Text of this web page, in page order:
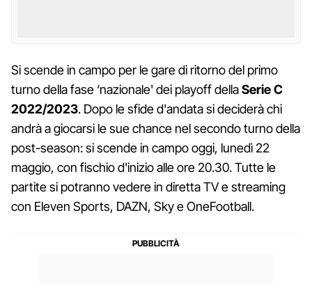
Si scende in campo per le gare di ritorno del primo
turno della fase ‘nazionale' dei playoff dellaSerie C
2022/2023. Dopo le sfide d'andata si deciderà chi
andrà a giocarsi le sue chance nel secondo turno della
post-season: si scende in campo oggi, lunedì 22
maggio, con fischio d'inizio alle ore 20.30. Tutte le
partite si potranno vedere in diretta TV e streaming
con Eleven Sports, DAZN, Sky e OneFootball.